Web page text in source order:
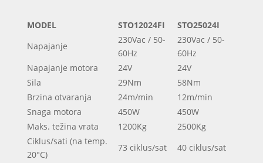
MODEL STO12024FI
STO25024I
Napajanje
230Vac / 50-
60Hz
230Vac / 50-
60Hz
Napajanje motora
24V
24V
Sila
29Nm
58Nm
Brzina otvaranja
24m/min
12m/min
Snaga motora
450W
450W
Maks. težina vrata
1200Kg
2500Kg
Ciklus/sati (na temp.
20°C)
73 ciklus/sat
40 ciklus/sat